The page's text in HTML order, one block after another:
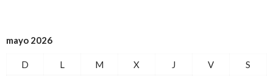
mayo 2026
D L M X J V
S